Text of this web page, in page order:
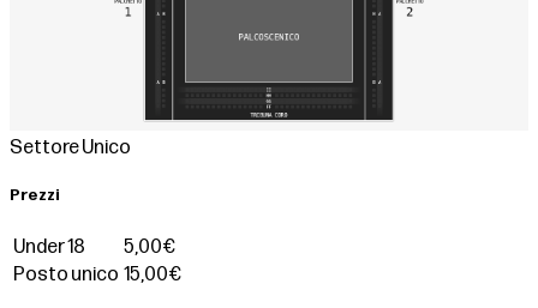
Settore Unico
Prezzi
Under 18
5,00€
Posto unico 15,00€